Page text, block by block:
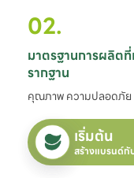
02.
มาตรฐานการผลิต
รากฐาน
คุณภาพ ความปลอดภั
เริ่มต้น
สร้างแบรนด์กั